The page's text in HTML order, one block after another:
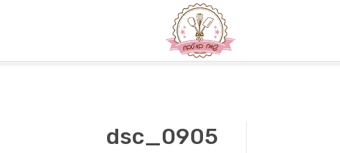
dsc_0905